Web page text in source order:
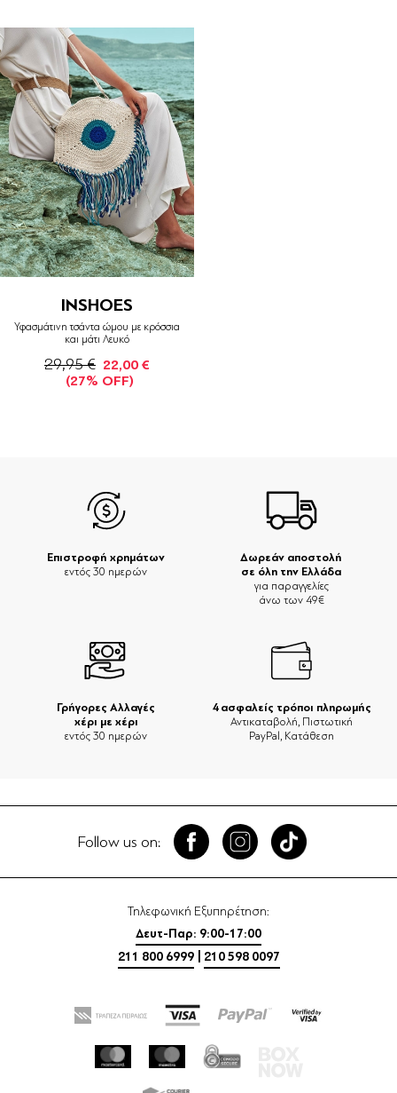
INSHOES
Υφασμάτινη τσάντα ώμου με κρόσσια
και μάτι Λευκό
29,95 € 22,00 €
(27% OFF)
Δωρεάν αποστολή
σε όλη την Ελλάδα
για παραγγελίες
άνω των 49€
Επιστροφή χρημάτων
εντός 30 ημερών
Γρήγορες Αλλαγές
χέρι με χέρι
εντός 30 ημερών
4 ασφαλείς τρόποι πληρωμής
Αντικαταβολή, Πιστωτική
PayPal, Κατάθεση
Follow us on:
Τηλεφωνική Εξυπηρέτηση:
Δευτ-Παρ: 9:00-17:00
211 800 6999
210 598 0097